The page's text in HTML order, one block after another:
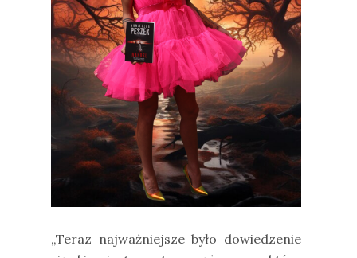
„Teraz najważniejsze było dowiedzenie